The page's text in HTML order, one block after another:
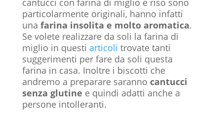
cantucci con farina di miglio e riso sono
particolarmente originali, hanno infatti
una farina insolita e molto aromatica.
Se volete realizzare da soli la farina di
miglio in questi articoli trovate tanti
suggerimenti per fare da soli questa
farina in casa. Inoltre i biscotti che
andremo a preparare saranno cantucci
senza glutine e quindi adatti anche a
persone intolleranti.